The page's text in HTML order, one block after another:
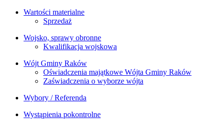
Wartości materialne
Sprzedaż
Wojsko, sprawy obronne
Kwalifikacja wojskowa
Wójt Gminy Raków
Oświadczenia majątkowe Wójta Gminy Raków
Zaświadczenia o wyborze wójta
Wybory / Referenda
Wystąpienia pokontrolne